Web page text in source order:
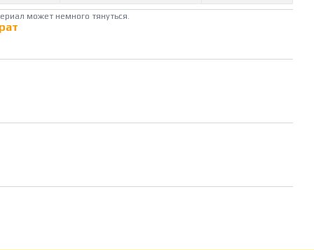
может немного тянуться.